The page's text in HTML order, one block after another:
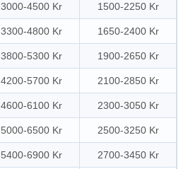
3000-4500 Kr 1500-2250 Kr
3300-4800 Kr 1650-2400 Kr
3800-5300 Kr 1900-2650 Kr
4200-5700 Kr 2100-2850 Kr
4600-6100 Kr 2300-3050 Kr
5000-6500 Kr 2500-3250 Kr
5400-6900 Kr 2700-3450 Kr